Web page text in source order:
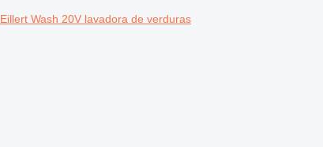
Eillert Wash 20V lavadora de verduras